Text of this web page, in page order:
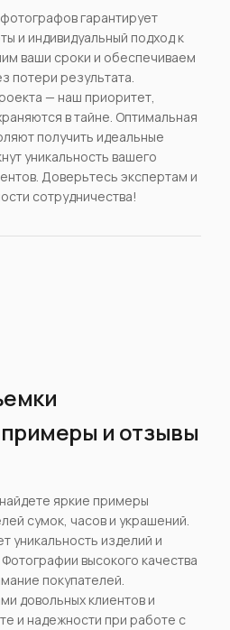
гарантирует
и индивидуальный подход к
ваши сроки и обеспечиваем
потери результата.
— наш приоритет,
в тайне. Оптимальная
получить идеальные
уникальность вашего
Доверьтесь экспертам и
сотрудничества!
и отзывы
яркие примеры
сумок, часов и украшений.
уникальность изделий и
высокого качества
покупателей.
довольных клиентов и
и надежности при работе с